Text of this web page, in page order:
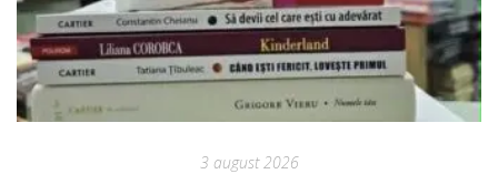
3 august 2026